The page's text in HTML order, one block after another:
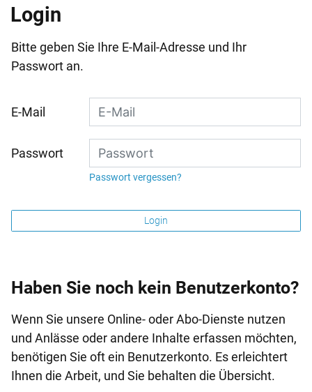
Login
Bitte geben Sie Ihre E-Mail-Adresse und Ihr
Passwort an.
E-Mail
Passwort
Passwort vergessen?
Login
Haben Sie noch kein Benutzerkonto?
Wenn Sie unsere Online- oder Abo-Dienste nutzen
und Anlässe oder andere Inhalte erfassen möchten,
benötigen Sie oft ein Benutzerkonto. Es erleichtert
Ihnen die Arbeit, und Sie behalten die Übersicht.